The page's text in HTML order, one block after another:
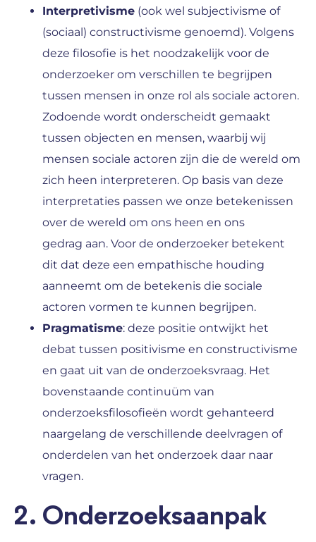
Interpretivisme (ook wel subjectivisme of
(sociaal) constructivisme genoemd). Volgens
deze filosofie is het noodzakelijk voor de
onderzoeker om verschillen te begrijpen
tussen mensen in onze rol als sociale actoren.
Zodoende wordt onderscheidt gemaakt
tussen objecten en mensen, waarbij wij
mensen sociale actoren zijn die de wereld om
zich heen interpreteren. Op basis van deze
interpretaties passen we onze betekenissen
over de wereld om ons heen en ons
gedrag aan. Voor de onderzoeker betekent
dit dat deze een empathische houding
aanneemt om de betekenis die sociale
actoren vormen te kunnen begrijpen.
Pragmatisme: deze positie ontwijkt het
debat tussen positivisme en constructivisme
en gaat uit van de onderzoeksvraag. Het
bovenstaande continuüm van
onderzoeksfilosofieën wordt gehanteerd
naargelang de verschillende deelvragen of
onderdelen van het onderzoek daar naar
vragen.
2. Onderzoeksaanpak